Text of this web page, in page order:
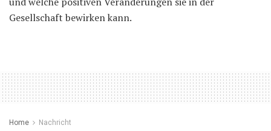
Gesellschaft bewirken kann.
Home Nachricht